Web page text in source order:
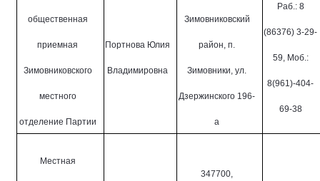
общественная
приемная
Зимовниковского
местного
отделение Партии
Портнова Юлия
Владимировна
Зимовниковский
район, п.
Зимовники, ул.
Дзержинского 196-
а
Раб.: 8
(86376) 3-29-
59, Моб.:
8(961)-404-
69-38
Местная
347700,